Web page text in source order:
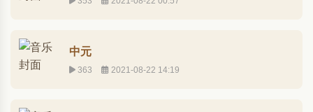
中元
363 2021-08-22 14:19